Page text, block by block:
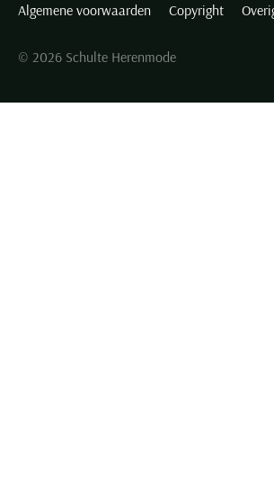
Algemene voorwaarden
Copyright
© 2026 Schulte Herenmode